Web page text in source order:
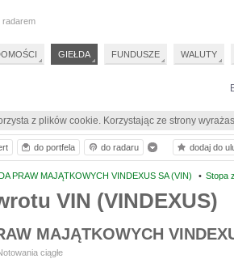
z plików cookie. Korzystając ze strony
PRAW MAJĄTKOWYCH VINDEXUS SA (VIN) • Stopa
VIN (VINDEXUS)
MAJĄTKOWYCH
ciągłe
do portfela do radaru dodaj do
radarem
GIEŁDA FUNDUSZE WALUTY